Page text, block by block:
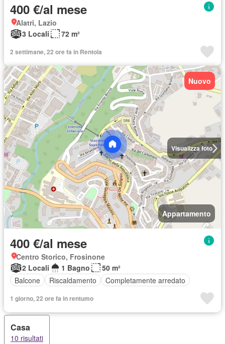
400 €/al mese
Alatri, Lazio
3 Locali
72 m²
2 settimane, 22 ore fa in Rentola
Visualizza foto
Nuovo
Appartamento
400 €/al mese
Centro Storico, Frosinone
2 Locali
1 Bagno
50 m²
Balcone
Riscaldamento Completamente arredato
1 giorno, 22 ore fa in rentumo
Casa
10 risultati